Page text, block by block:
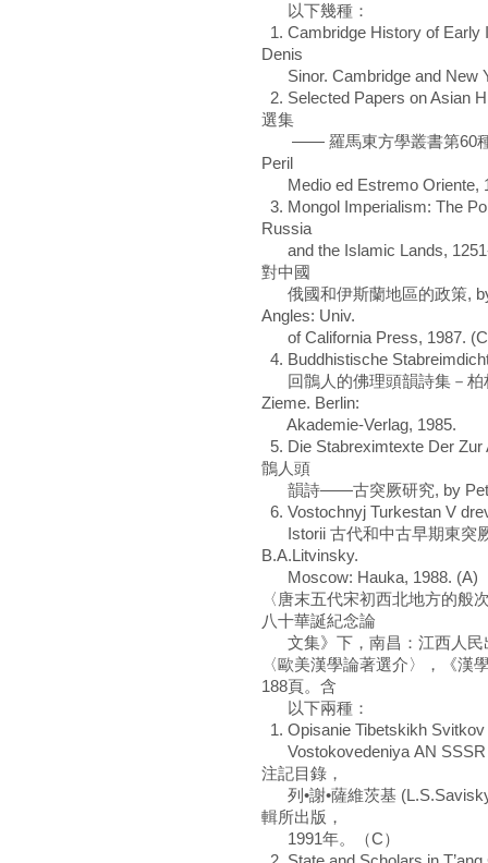
以下幾種：
1. Cambridge History of
Denis
Sinor. Cambridge and New
2. Selected Papers on Asian
選集
―― 羅馬東方學叢書第60種,
Peril
Medio ed Estremo Oriente,
3. Mongol Imperialism: The
Russia
and the Islamic Lands,
對中國
俄國和伊斯蘭地區的政策,
Angles: Univ.
of California Press, 1987.
4. Buddhistische
回鶻人的佛理頭韻詩集－柏
Zieme. Berlin:
Akademie-Verlag, 1985.
5. Die Stabreximtexte Der
鶻人頭
韻詩――古突厥研究, by
6. Vostochnyj Turkestan V
Istorii 古代和中古早期東突
B.A.Litvinsky.
Moscow: Hauka, 1988. (A)
〈唐末五代宋初西北地方的般
八十華誕紀念論
文集》下，南昌：江西人民
〈歐美漢學論著選介〉，《漢
188頁。含
以下兩種：
1. Opisanie Tibetskikh
Vostokovedeniya AN SSSR
注記目錄，
列•謝•薩維茨基
輯所出版，
1991年。（C）